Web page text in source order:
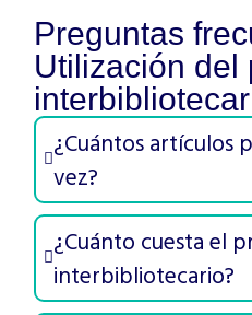
Preguntas
Utilización del
¿Cuántos artículos
vez?
¿Cuánto cuesta el
interbibliotecario?